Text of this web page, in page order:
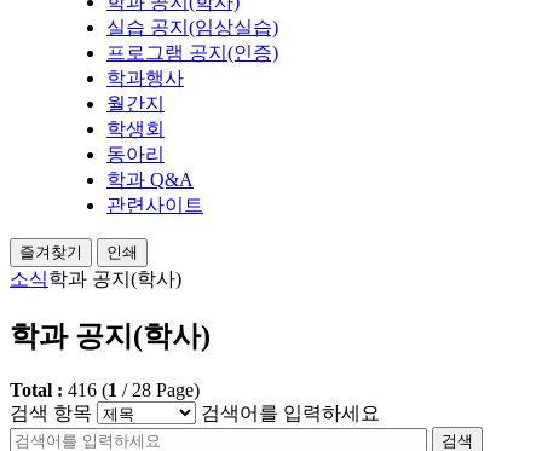
실습 공지(임상실습)
프로그램 공지(인증)
학과행사
월간지
학생회
동아리
학과 Q&A
관련사이트
즐겨찾기 인쇄
소식학과 공지(학사)
학과 공지(학사)
Total : 416 (1 / 28 Page)
검색 항목
검색어를 입력하세요
검색